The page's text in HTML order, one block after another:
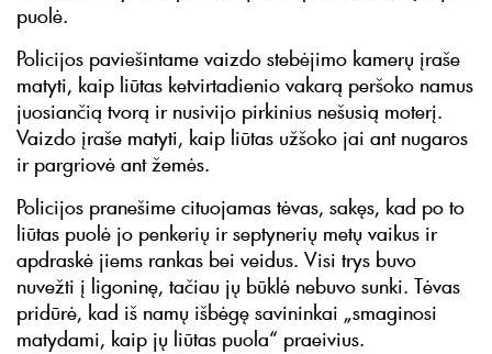
puolė.
Policijos paviešintame vaizdo stebėjimo kamerų įraše
matyti, kaip liūtas ketvirtadienio vakarą peršoko namus
juosiančią tvorą ir nusivijo pirkinius nešusią moterį.
Vaizdo įraše matyti, kaip liūtas užšoko jai ant nugaros
ir pargriovė ant žemės.
Policijos pranešime cituojamas tėvas, sakęs, kad po to
liūtas puolė jo penkerių ir septynerių metų vaikus ir
apdraskė jiems rankas bei veidus. Visi trys buvo
nuvežti į ligoninę, tačiau jų būklė nebuvo sunki. Tėvas
pridūrė, kad iš namų išbėgę savininkai „smaginosi
matydami, kaip jų liūtas puola“ praeivius.